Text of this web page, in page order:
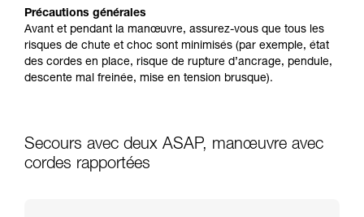
Précautions générales
Avant et pendant la manœuvre, assurez-vous que tous les
risques de chute et choc sont minimisés (par exemple, état
des cordes en place, risque de rupture d’ancrage, pendule,
descente mal freinée, mise en tension brusque).
Secours avec deux ASAP, manœuvre avec
cordes rapportées